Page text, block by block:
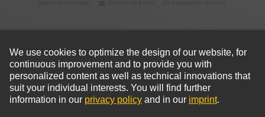
© HARTING Technology Group
Inicio
Política de privacidad Condiciones de uso Condiciones de venta Política de cookies
Aviso legal